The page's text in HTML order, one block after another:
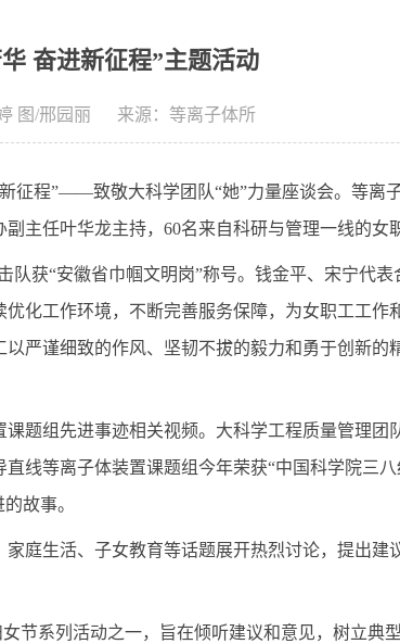
奋进新征程”主题活动
图/邢园丽 来源： 等离子体所
征程”——致敬大科学团队“她”力量座谈会。 等离
主任叶华龙主持， 60名来自科研与管理一线的女
队获“安徽省巾帼文明岗”称号。钱金平、宋宁代表
优化工作环境，不断完善服务保障，为女职工工作
以严谨细致的作风、坚韧不拔的毅力和勇于创新的
课题组先进事迹相关视频。大科学工程质量管理团
直线等离子体装置课题组今年荣获“中国科学院三八
的故事。
庭生活、子女教育等话题展开热烈讨论，提出建
节系列活动之一，旨在倾听建议和意见，树立典型